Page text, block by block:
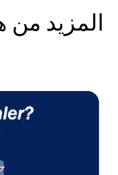
المزيد من